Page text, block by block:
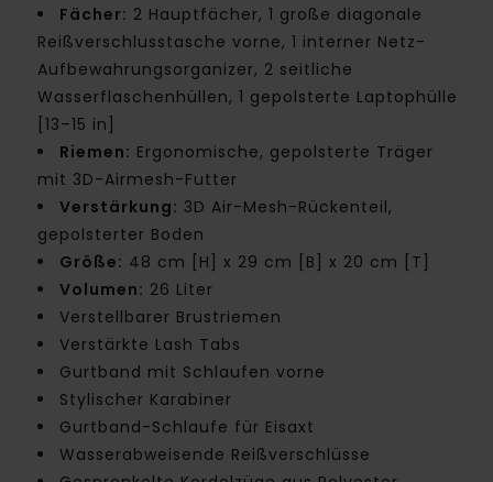
Fächer: 2 Hauptfächer, 1 große diagonale
Reißverschlusstasche vorne, 1 interner Netz-
Aufbewahrungsorganizer, 2 seitliche
Wasserflaschenhüllen, 1 gepolsterte Laptophülle
[13–15 in]
Riemen: Ergonomische, gepolsterte Träger
mit 3D-Airmesh-Futter
Verstärkung: 3D Air-Mesh-Rückenteil,
gepolsterter Boden
Größe: 48 cm [H] x 29 cm [B] x 20 cm [T]
Volumen: 26 Liter
Verstellbarer Brustriemen
Verstärkte Lash Tabs
Gurtband mit Schlaufen vorne
Stylischer Karabiner
Gurtband-Schlaufe für Eisaxt
Wasserabweisende Reißverschlüsse